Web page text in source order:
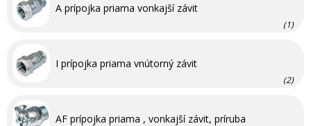
A prípojka priama vonkajší závit
(1)
I prípojka priama vnútorný závit
(2)
AF prípojka priama , vonkajší závit, príruba